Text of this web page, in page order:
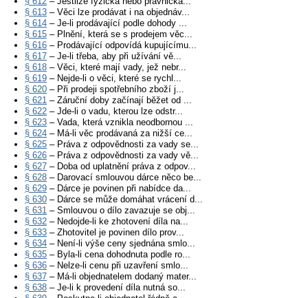
§ 613 – Věci lze prodávat i na objednáv...
§ 614 – Je-li prodávající podle dohody ...
§ 615 – Plnění, která se s prodejem věc...
§ 616 – Prodávající odpovídá kupujícímu...
§ 617 – Je-li třeba, aby při užívání vě...
§ 618 – Věci, které mají vady, jež nebr...
§ 619 – Nejde-li o věci, které se rychl...
§ 620 – Při prodeji spotřebního zboží j...
§ 621 – Záruční doby začínají běžet od ...
§ 622 – Jde-li o vadu, kterou lze odstr...
§ 623 – Vada, která vznikla neodbornou ...
§ 624 – Má-li věc prodávaná za nižší ce...
§ 625 – Práva z odpovědnosti za vady se...
§ 626 – Práva z odpovědnosti za vady vě...
§ 627 – Doba od uplatnění práva z odpov...
§ 628 – Darovací smlouvou dárce něco be...
§ 629 – Dárce je povinen při nabídce da...
§ 630 – Dárce se může domáhat vrácení d...
§ 631 – Smlouvou o dílo zavazuje se obj...
§ 632 – Nedojde-li ke zhotovení díla na...
§ 633 – Zhotovitel je povinen dílo prov...
§ 634 – Není-li výše ceny sjednána smlo...
§ 635 – Byla-li cena dohodnuta podle ro...
§ 636 – Nelze-li cenu při uzavření smlo...
§ 637 – Má-li objednatelem dodaný mater...
§ 638 – Je-li k provedení díla nutná so...